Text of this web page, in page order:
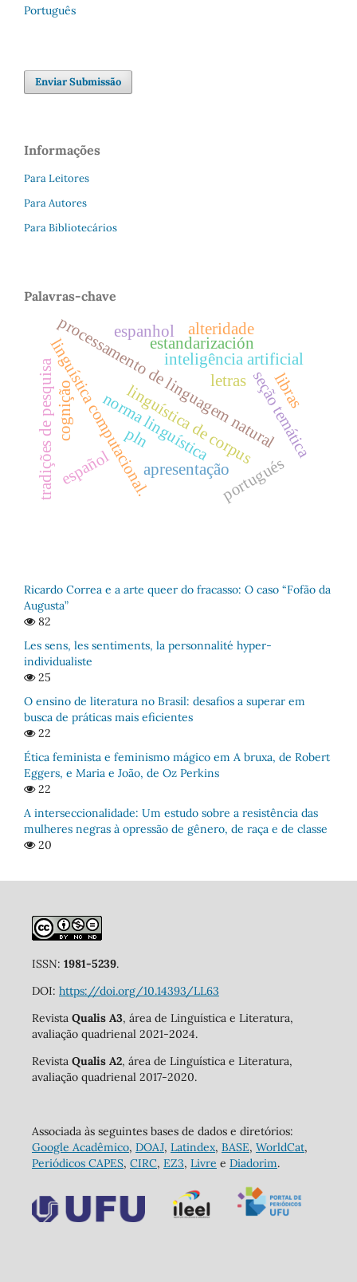
Português
Enviar Submissão
Informações
Para Leitores
Para Autores
Para Bibliotecários
Palavras-chave
linguística de corpus
processamento de linguagem natural
linguística computacional.
inteligência artificial
letras
apresentação
seção temática
cognição
tradições de pesquisa
estandarización
portugués
español
norma linguística
espanhol
libras
pln
alteridade
Ricardo Correa e a arte queer do fracasso: O caso “Fofão da
Augusta”
82
Les sens, les sentiments, la personnalité hyper-
individualiste
25
O ensino de literatura no Brasil: desafios a superar em
busca de práticas mais eficientes
22
Ética feminista e feminismo mágico em A bruxa, de Robert
Eggers, e Maria e João, de Oz Perkins
22
A interseccionalidade: Um estudo sobre a resistência das
mulheres negras à opressão de gênero, de raça e de classe
20
ISSN: 1981-5239.
DOI: https://doi.org/10.14393/LL63
Revista Qualis A3, área de Linguística e Literatura,
avaliação quadrienal 2021-2024.
Revista Qualis A2, área de Linguística e Literatura,
avaliação quadrienal 2017-2020.
Associada às seguintes bases de dados e diretórios:
Google Acadêmico, DOAJ, Latindex, BASE, WorldCat,
Periódicos CAPES, CIRC, EZ3, Livre e Diadorim.